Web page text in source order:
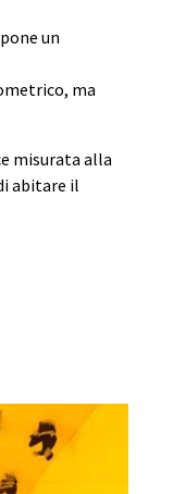
un
ma
misurata alla
abitare il